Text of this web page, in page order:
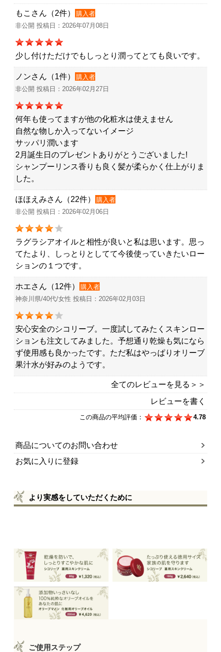
もこさん（2件）
購入者
非公開 投稿日：2026年07月08日
少し付けただけでもしっとり潤ってとても良いです。
ノンさん（1件）
購入者
非公開 投稿日：2026年02月27日
何年も使ってますが他の化粧水は使えません
自然な物しか入ってないイメージ
サッパリ潤います
2月誕生日のプレゼントありがとうございました!
シャンプーリンス香りも良く髪が柔らかく仕上がりま
した。
ほほえみさん（22件）
購入者
非公開 投稿日：2026年02月06日
ラグラシアオイルと相性が良いと私は思います。思っ
てたより、しっとりとしてて今後使っていきたいロー
ションの１つです。
ホエさん（12件）
購入者
神奈川県/40代/女性 投稿日：2026年02月03日
安心安全のシコリーブ。一度試してみたくスキンロー
ションも注文してみました。予想通り乾燥も気になら
ず使用感も良かったです。ただ私はやっぱりオリーブ
果汁水が好みのようです。
全てのレビューを見る＞＞
レビューを書く
この商品の平均評価： 4.78
商品についてのお問い合わせ
お気に入りに登録
より実感をしていただくために